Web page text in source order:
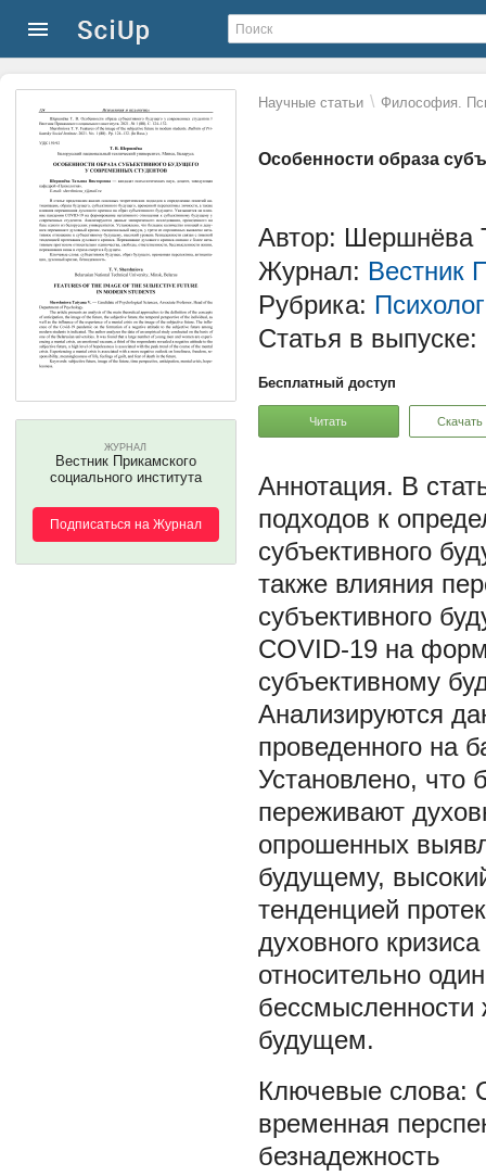
Научные статьи \ Философия.
Особенности образа
ЖУРНАЛ
Вестник Прикамского
социального института
Подписаться на Журнал
Автор: Шершнёва
Журнал: Вестник
Рубрика:
Статья в выпуске:
Бесплатный доступ
Читать Скачать
В
подходов к
субъективного
также влияния
субъективного
COVID-19 на
субъективному
Анализируются
проведенного на
Установлено, что
переживают
опрошенных
будущему,
тенденцией
духовного
относительно
бессмысленности
будущем.
временная
безнадежность